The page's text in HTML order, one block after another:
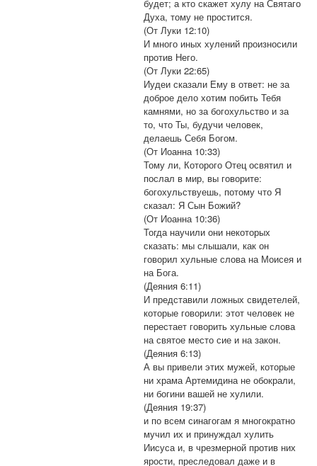
будет; а кто скажет хулу на Святаго
Духа, тому не простится.
(От Луки 12:10)
И много иных хулений произносили
против Него.
(От Луки 22:65)
Иудеи сказали Ему в ответ: не за
доброе дело хотим побить Тебя
камнями, но за богохульство и за
то, что Ты, будучи человек,
делаешь Себя Богом.
(От Иоанна 10:33)
Тому ли, Которого Отец освятил и
послал в мир, вы говорите:
богохульствуешь, потому что Я
сказал: Я Сын Божий?
(От Иоанна 10:36)
Тогда научили они некоторых
сказать: мы слышали, как он
говорил хульные слова на Моисея и
на Бога.
(Деяния 6:11)
И представили ложных свидетелей,
которые говорили: этот человек не
перестает говорить хульные слова
на святое место сие и на закон.
(Деяния 6:13)
А вы привели этих мужей, которые
ни храма Артемидина не обокрали,
ни богини вашей не хулили.
(Деяния 19:37)
и по всем синагогам я многократно
мучил их и принуждал хулить
Иисуса и, в чрезмерной против них
ярости, преследовал даже и в